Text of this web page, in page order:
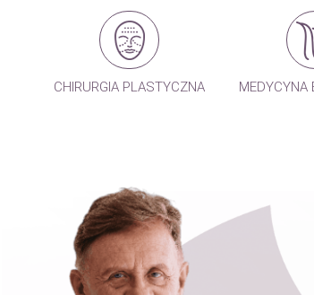
CHIRURGIA PLASTYCZNA MEDYCYNA